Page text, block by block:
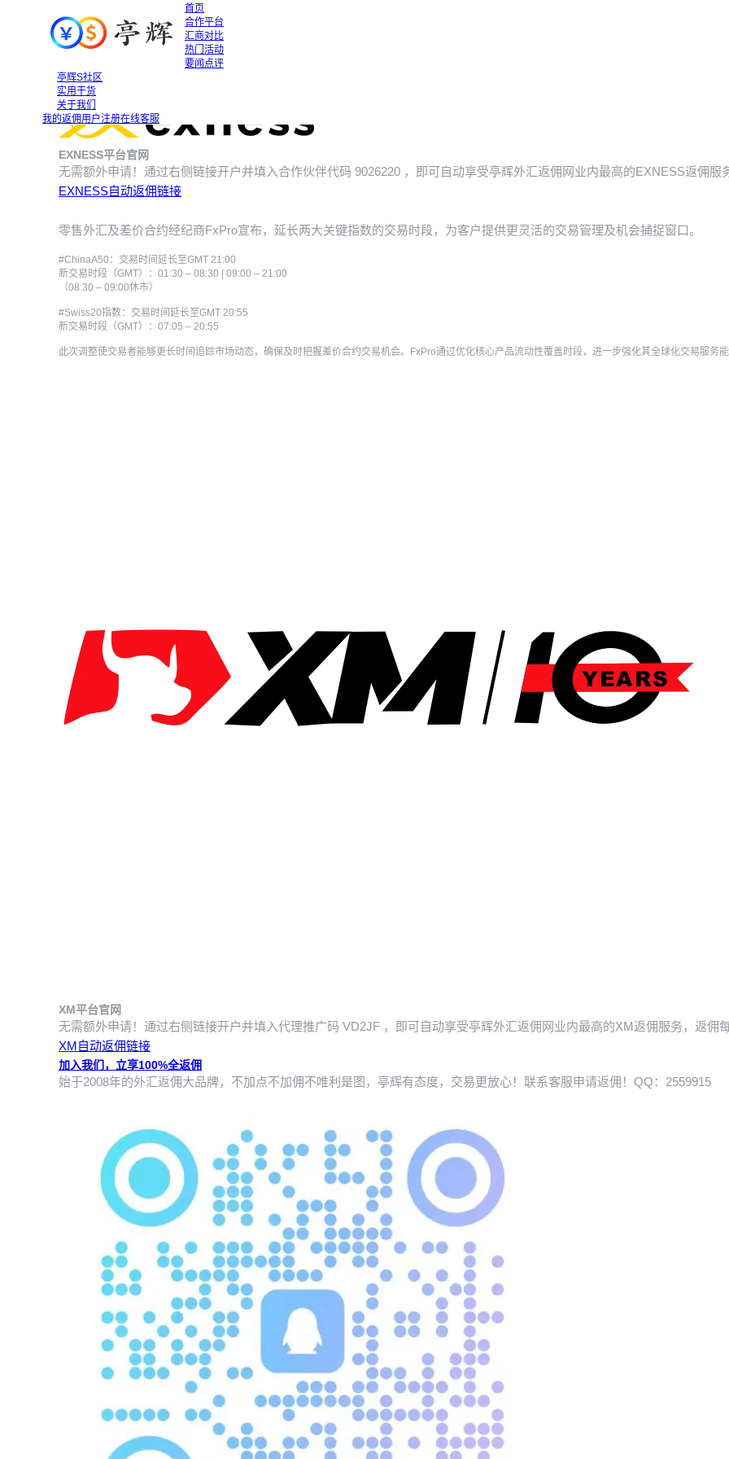
首页
合作平台
汇商对比
热门活动
要闻点评
亭辉S社区
实用干货
关于我们
我的返佣用户注册在线客服
FxPro延长ChinaA50及Swiss20指数交易时间
2025-03-13
EXNESS平台官网
无需额外申请！通过右侧链接开户并填入合作伙伴代码 9026220 ，即可自动享受亭辉外汇返佣网业内最高的EXNESS返佣服
EXNESS自动返佣链接
零售外汇及差价合约经纪商FxPro宣布，延长两大关键指数的交易时段，为客户提供更灵活的交易管理及机会捕捉窗口。
#ChinaA50：交易时间延长至GMT 21:00
新交易时段（GMT）：01:30 – 08:30 | 09:00 – 21:00
（08:30 – 09:00休市）
#Swiss20指数：交易时间延长至GMT 20:55
新交易时段（GMT）：07:05 – 20:55
此次调整使交易者能够更长时间追踪市场动态，确保及时把握差价合约交易机会。FxPro通过优化核心产品流动性覆盖时段，进一步强化其全球化交易服务
XM平台官网
无需额外申请！通过右侧链接开户并填入代理推广码 VD2JF ，即可自动享受亭辉外汇返佣网业内最高的XM返佣服务，返佣每
XM自动返佣链接
加入我们，立享100%全返佣
始于2008年的外汇返佣大品牌，不加点不加佣不唯利是图，亭辉有态度，交易更放心！联系客服申请返佣！QQ：2559915